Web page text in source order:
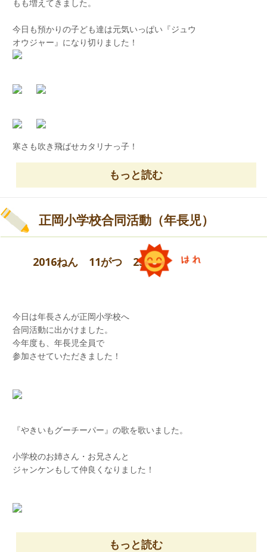
こままわし
ようふくやさん
たくさんのお店やさんが並んでおり、
もも増えてきました。
今日も預かりの子ども達は元気いっぱい『ジュウ
オウジャー』になり切りました！
寒さも吹き飛ばせカタリナっ子！
もっと読む
正岡小学校合同活動（年長児）
2016ねん 11がつ 25にち
今日は年長さんが正岡小学校へ
合同活動に出かけました。
今年度も、年長児全員で
参加させていただきました！
『やきいもグーチーパー』の歌を歌いました。
小学校のお姉さん・お兄さんと
ジャンケンもして仲良くなりました！
もっと読む